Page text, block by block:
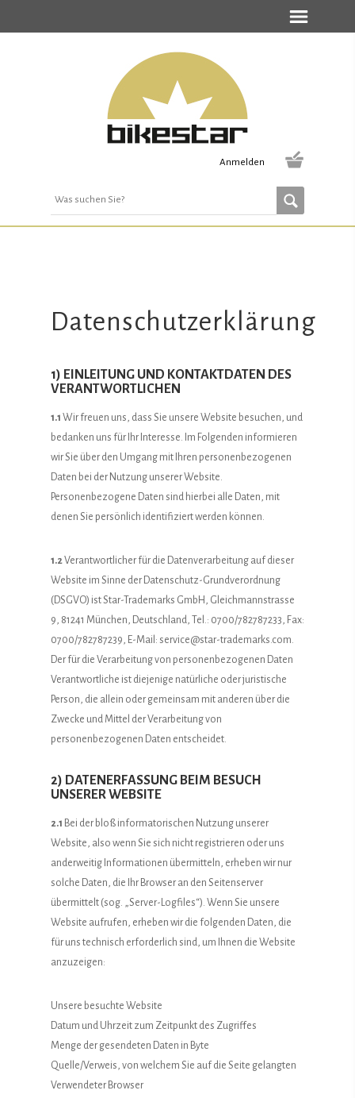
Anmelden
Datenschutzerklärung
1) EINLEITUNG UND KONTAKTDATEN DES
VERANTWORTLICHEN
1.1 Wir freuen uns, dass Sie unsere Website besuchen, und
bedanken uns für Ihr Interesse. Im Folgenden informieren
wir Sie über den Umgang mit Ihren personenbezogenen
Daten bei der Nutzung unserer Website.
Personenbezogene Daten sind hierbei alle Daten, mit
denen Sie persönlich identifiziert werden können.
1.2Verantwortlicher für die Datenverarbeitung auf dieser
Website im Sinne der Datenschutz-Grundverordnung
(DSGVO) ist Star-Trademarks GmbH, Gleichmannstrasse
9, 81241 München, Deutschland, Tel.: 0700/782787233, Fax:
0700/782787239, E-Mail: service@star-trademarks.com.
Der für die Verarbeitung von personenbezogenen Daten
Verantwortliche ist diejenige natürliche oder juristische
Person, die allein oder gemeinsam mit anderen über die
Zwecke und Mittel der Verarbeitung von
personenbezogenen Daten entscheidet.
2) DATENERFASSUNG BEIM BESUCH
UNSERER WEBSITE
2.1 Bei der bloß informatorischen Nutzung unserer
Website, also wenn Sie sich nicht registrieren oder uns
anderweitig Informationen übermitteln, erheben wir nur
solche Daten, die Ihr Browser an den Seitenserver
übermittelt (sog. „Server-Logfiles“). Wenn Sie unsere
Website aufrufen, erheben wir die folgenden Daten, die
für uns technisch erforderlich sind, um Ihnen die Website
anzuzeigen:
Unsere besuchte Website
Datum und Uhrzeit zum Zeitpunkt des Zugriffes
Menge der gesendeten Daten in Byte
Quelle/Verweis, von welchem Sie auf die Seite gelangten
Verwendeter Browser